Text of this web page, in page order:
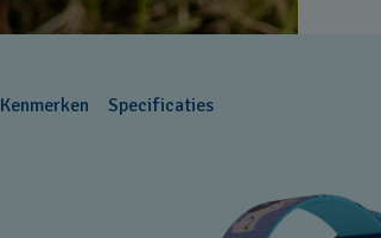
Kenmerken Specificaties